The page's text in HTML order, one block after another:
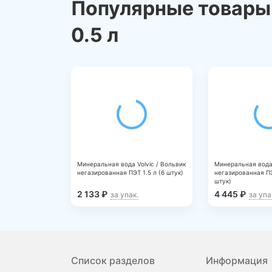
https://www.rospotrebnadzor.ru/about/info/news/
ELEMENT_ID=32295
Популярные
0.5 л
Минеральная вода Volvic / Вольвик
негазированная ПЭТ 1.5 л (6 штук)
2 133₽ за упак.
Минеральная
негазированная
штук)
4 445 ₽ за
Список разделов Информация